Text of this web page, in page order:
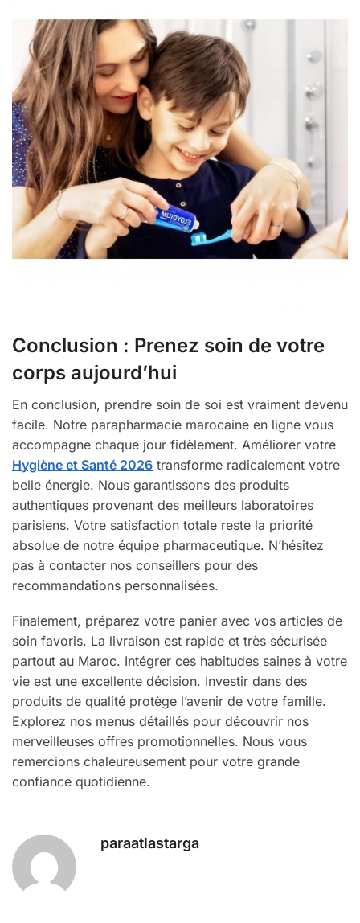
Conclusion : Prenez soin de votre
corps aujourd’hui
En conclusion, prendre soin de soi est vraiment devenu
facile. Notre parapharmacie marocaine en ligne vous
accompagne chaque jour fidèlement. Améliorer votre
Hygiène et Santé 2026 transforme radicalement votre
belle énergie. Nous garantissons des produits
authentiques provenant des meilleurs laboratoires
parisiens. Votre satisfaction totale reste la priorité
absolue de notre équipe pharmaceutique. N’hésitez
pas à contacter nos conseillers pour des
recommandations personnalisées.
Finalement, préparez votre panier avec vos articles de
soin favoris. La livraison est rapide et très sécurisée
partout au Maroc. Intégrer ces habitudes saines à votre
vie est une excellente décision. Investir dans des
produits de qualité protège l’avenir de votre famille.
Explorez nos menus détaillés pour découvrir nos
merveilleuses offres promotionnelles. Nous vous
remercions chaleureusement pour votre grande
confiance quotidienne.
paraatlastarga